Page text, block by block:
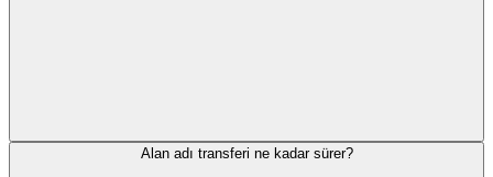
Alan adı transferi ne kadar sürer?